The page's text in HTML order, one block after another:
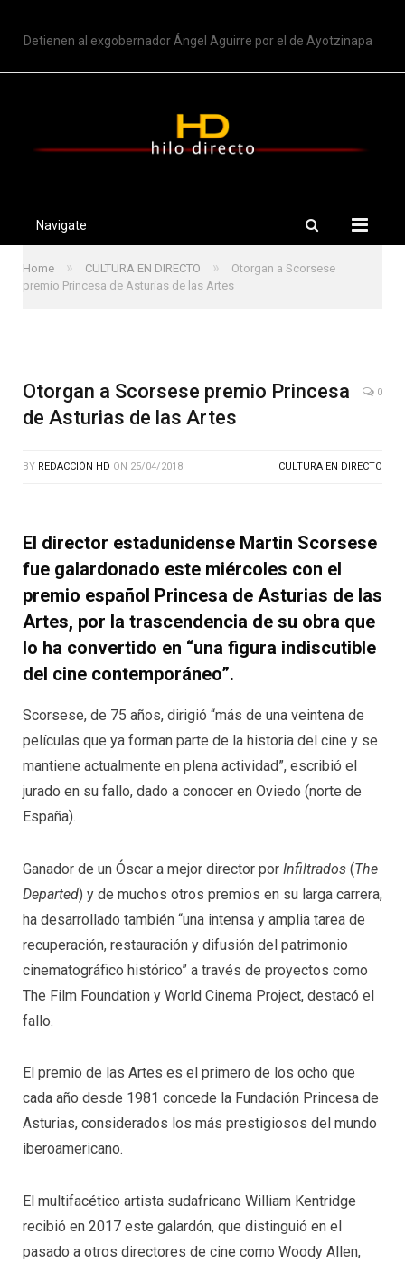
Detienen al exgobernador Ángel Aguirre por el de Ayotzinapa
Navigate
Home » CULTURA EN DIRECTO »
Otorgan a Scorsese
premio Princesa de Asturias de las Artes
Otorgan a Scorsese premio Princesa
de Asturias de las Artes
0
BY REDACCIÓN HD ON 25/04/2018 CULTURA EN DIRECTO
El director estadunidense Martin Scorsese
fue galardonado este miércoles con el
premio español Princesa de Asturias de las
Artes, por la trascendencia de su obra que
lo ha convertido en “una figura indiscutible
del cine contemporáneo”.
Scorsese, de 75 años, dirigió “más de una veintena de
películas que ya forman parte de la historia del cine y se
mantiene actualmente en plena actividad”, escribió el
jurado en su fallo, dado a conocer en Oviedo (norte de
España).
Ganador de un Óscar a mejor director por Infiltrados (The
Departed) y de muchos otros premios en su larga carrera,
ha desarrollado también “una intensa y amplia tarea de
recuperación, restauración y difusión del patrimonio
cinematográfico histórico” a través de proyectos como
The Film Foundation y World Cinema Project, destacó el
fallo.
El premio de las Artes es el primero de los ocho que
cada año desde 1981 concede la Fundación Princesa de
Asturias, considerados los más prestigiosos del mundo
iberoamericano.
El multifacético artista sudafricano William Kentridge
recibió en 2017 este galardón, que distinguió en el
pasado a otros directores de cine como Woody Allen,